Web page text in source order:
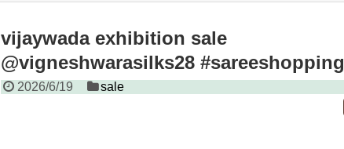
vijaywada exhibition sale
@vigneshwarasilks28 #sareeshopping
2026/6/19 sale